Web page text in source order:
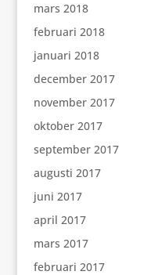
mars 2018
februari 2018
januari 2018
december 2017
november 2017
oktober 2017
september 2017
augusti 2017
juni 2017
april 2017
mars 2017
februari 2017